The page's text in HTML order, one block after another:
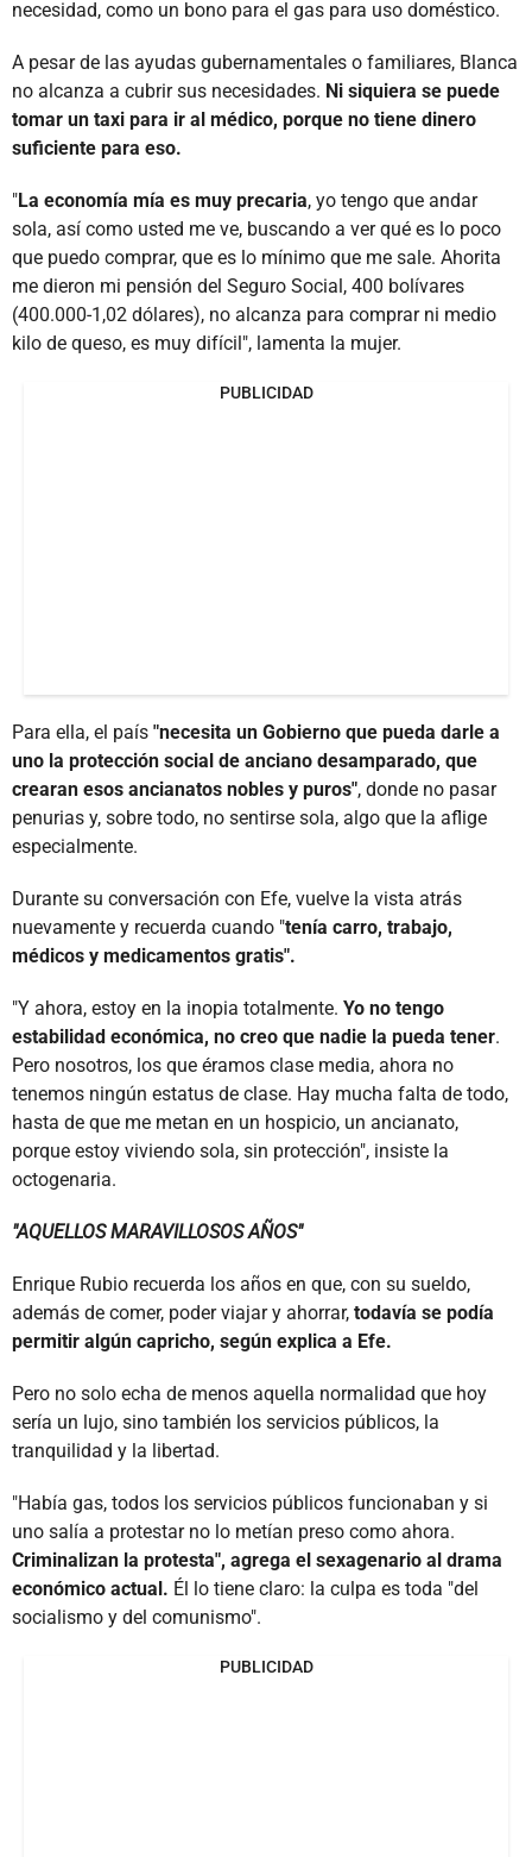
necesidad, como un bono para el gas para uso doméstico.
A pesar de las ayudas gubernamentales o familiares, Blanca
no alcanza a cubrir sus necesidades. Ni siquiera se puede
tomar un taxi para ir al médico, porque no tiene dinero
suficiente para eso.
"La economía mía es muy precaria, yo tengo que andar
sola, así como usted me ve, buscando a ver qué es lo poco
que puedo comprar, que es lo mínimo que me sale. Ahorita
me dieron mi pensión del Seguro Social, 400 bolívares
(400.000-1,02 dólares), no alcanza para comprar ni medio
kilo de queso, es muy difícil", lamenta la mujer.
PUBLICIDAD
Para ella, el país "necesita un Gobierno que pueda darle a
uno la protección social de anciano desamparado, que
crearan esos ancianatos nobles y puros", donde no pasar
penurias y, sobre todo, no sentirse sola, algo que la aflige
especialmente.
Durante su conversación con Efe, vuelve la vista atrás
nuevamente y recuerda cuando "tenía carro, trabajo,
médicos y medicamentos gratis".
"Y ahora, estoy en la inopia totalmente. Yo no tengo
estabilidad económica, no creo que nadie la pueda tener.
Pero nosotros, los que éramos clase media, ahora no
tenemos ningún estatus de clase. Hay mucha falta de todo,
hasta de que me metan en un hospicio, un ancianato,
porque estoy viviendo sola, sin protección", insiste la
octogenaria.
"AQUELLOS MARAVILLOSOS AÑOS"
Enrique Rubio recuerda los años en que, con su sueldo,
además de comer, poder viajar y ahorrar, todavía se podía
permitir algún capricho, según explica a Efe.
Pero no solo echa de menos aquella normalidad que hoy
sería un lujo, sino también los servicios públicos, la
tranquilidad y la libertad.
"Había gas, todos los servicios públicos funcionaban y si
uno salía a protestar no lo metían preso como ahora.
Criminalizan la protesta", agrega el sexagenario al drama
económico actual. Él lo tiene claro: la culpa es toda "del
socialismo y del comunismo".
PUBLICIDAD